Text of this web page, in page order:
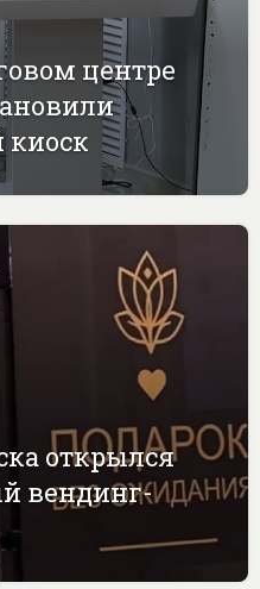
центре
открылся
вендинг-